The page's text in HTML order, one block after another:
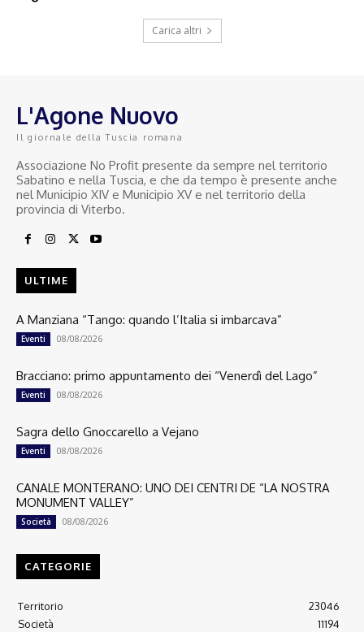
Carica altri
L'Agone Nuovo
Il giornale della Tuscia romana
Associazione No Profit presente da sempre nel territorio
Sabatino e nella Tuscia, e che da tempo è presente anche
nel Municipio XIV e Municipio XV e nel territorio della
provincia di Viterbo.
ULTIME
A Manziana “Tango: quando l’Italia si imbarcava”
Eventi 08/08/2026
Bracciano: primo appuntamento dei “Venerdì del Lago”
Eventi 08/08/2026
Sagra dello Gnoccarello a Vejano
Eventi 08/08/2026
CANALE MONTERANO: UNO DEI CENTRI DE “LA NOSTRA
MONUMENT VALLEY”
Società 08/08/2026
CATEGORIE
Territorio
23046
Società
11194